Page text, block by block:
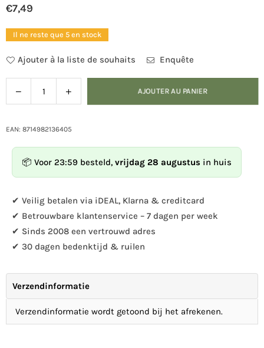
Prix
régulier
€7,49
Il ne reste que 5 en stock
Ajouter à la liste de souhaits Enquête
Diminuer
la
pour
crochets
Augmenter
la
pour
crochets
AJOUTER AU PANIER
EAN: 8714982136405
📦 Voor 23:59 besteld, vrijdag 28 augustus in huis
✔ Veilig betalen via iDEAL, Klarna & creditcard
✔ Betrouwbare klantenservice – 7 dagen per week
✔ Sinds 2008 een vertrouwd adres
✔ 30 dagen bedenktijd & ruilen
Verzendinformatie
Verzendinformatie wordt getoond bij het afrekenen.